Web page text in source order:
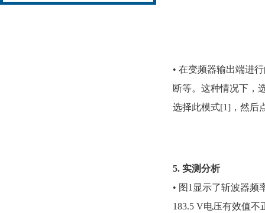
• 在变频器输出端进
断等。这种情况下，
选择此模式[1] ，然后
5. 实测分析
• 图1显示了斩波器频
183.5 V电压有效值不